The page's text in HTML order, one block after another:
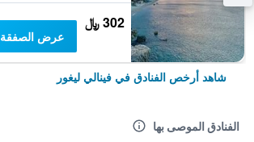
302 ﷼
عرض الصفقة
شاهد أرخص الفنادق في فينالي ليغور
الفنادق الموصى بها